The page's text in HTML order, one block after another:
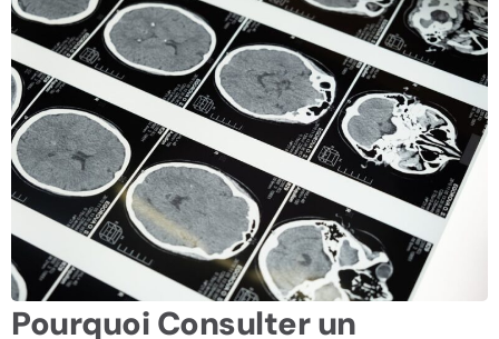
Pourquoi Consulter un